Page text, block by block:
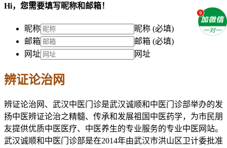
Hi，您需要填写昵称和邮箱！
昵称
昵称 (必填)
邮箱
邮箱 (必填)
网址
网址
辨证论治网
辨证论治网、武汉中医门诊是武汉诚顺和中医门诊部举办的发
扬中医辨证论治之精髓、传承和发展祖国中医药学，为市民朋
友提供优质中医医疗、中医养生的专业服务的专业中医网站。
武汉诚顺和中医门诊部是在2014年由武汉市洪山区卫计委批准